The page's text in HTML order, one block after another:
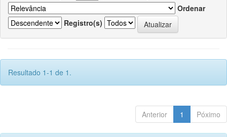
Ordenar
Registro(s)
Resultado 1-1 de 1.
Anterior 1 Póximo